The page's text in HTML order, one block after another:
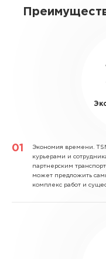
Экономия времени.
курьерами и
партнерским
может предложить
комплекс работ и